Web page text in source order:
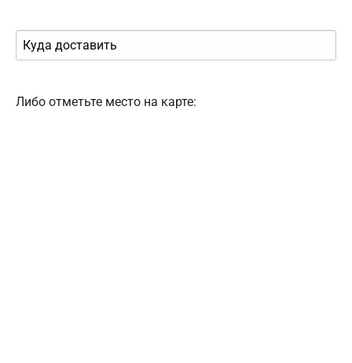
Либо отметьте место на карте: